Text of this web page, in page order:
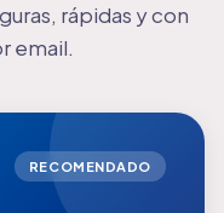
rápidas y con
email.
RECOMENDADO